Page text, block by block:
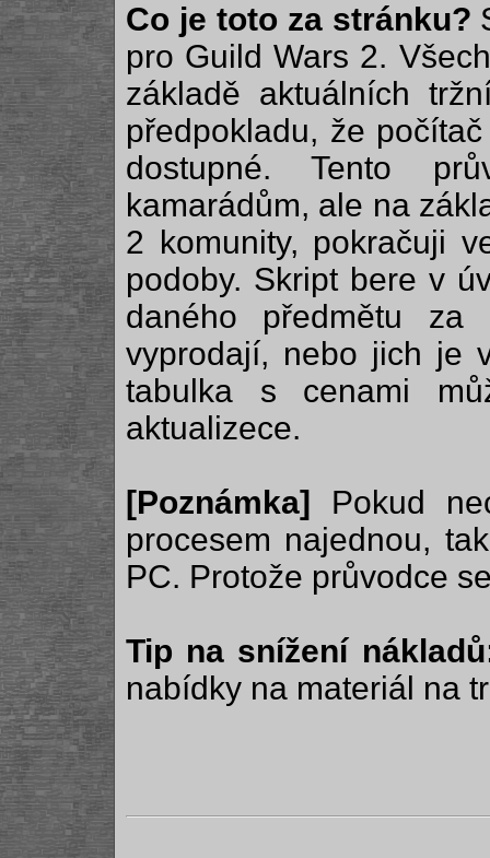
Co je toto za stránku?
pro Guild Wars 2.
základě aktuálních
předpokladu, že
dostupné. Tento
kamarádům, ale na
2 komunity, pokračuji
podoby. Skript bere v
daného předmětu
vyprodají, nebo jich je
tabulka s cenami
aktualizece.
[Poznámka] Pokud
procesem najednou,
PC. Protože průvodce
Tip na snížení
nabídky na materiál na